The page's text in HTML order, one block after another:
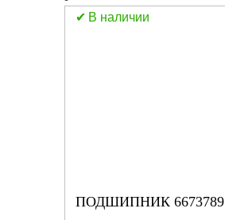
В наличии
ПОДШИПНИК 6673789